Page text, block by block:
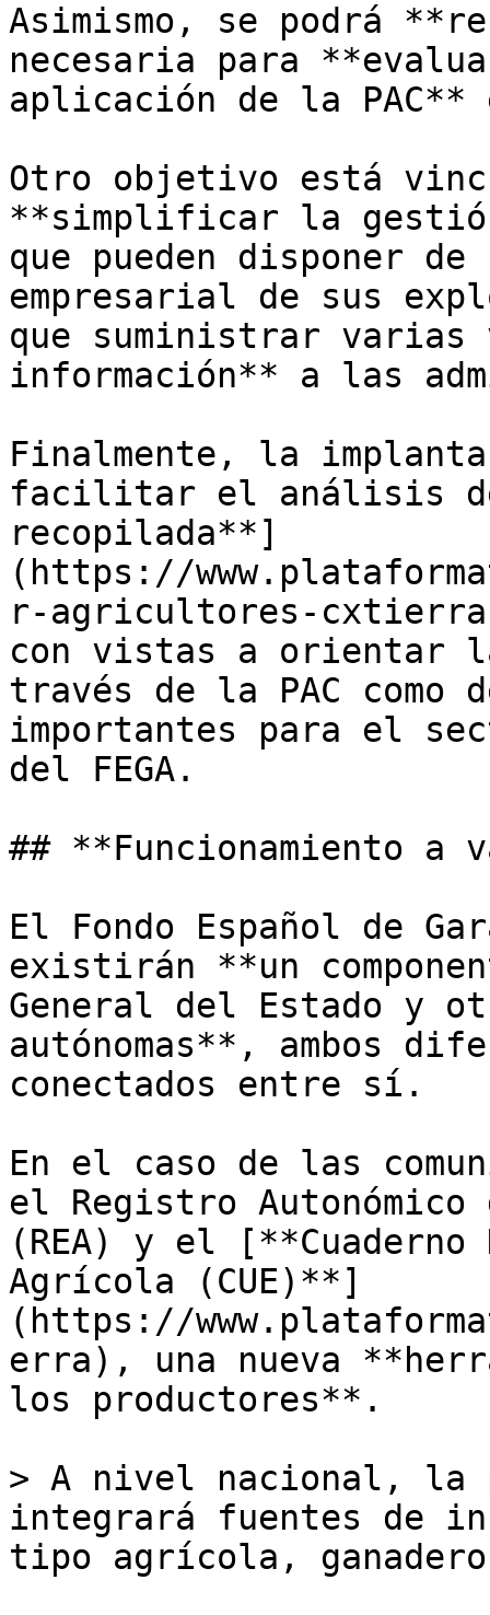
Asimismo, se podrá
necesaria para
aplicación de la PAC**
Otro objetivo está
**simplificar la
que pueden disponer
empresarial de sus
que suministrar varias
información** a las
Finalmente, la
facilitar el análisis
recopilada**]
(https://
r-agricultores-cxtierra-
con vistas a orientar
través de la PAC
importantes para el
del FEGA.
## **Funcionamiento a
El Fondo Español de
existirán **un
General del Estado y
autónomas**, ambos
conectados entre sí.
En el caso de las
el Registro
(REA) y el
Agrícola (CUE)**]
(https://
erra), una nueva
los productores**.
> A nivel nacional, la
integrará fuentes de
tipo agrícola,